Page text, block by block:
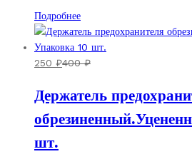
Подробнее
250 ₽400₽
Держатель
шт.